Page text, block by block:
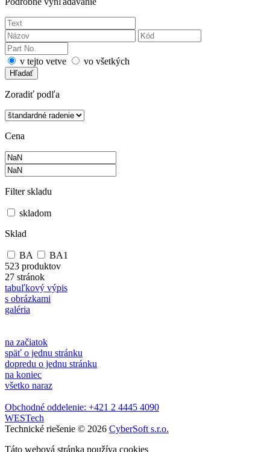
v tejto vetve vo všetkých
Hľadať
Zoradiť podľa
Cena
Filter skladu
skladom
Sklad
BA
BA1
523 produktov
27 stránok
tabuľkový výpis
s obrázkami
galéria
na začiatok
späť o jednu stránku
dopredu o jednu stránku
na koniec
všetko naraz
Obchodné oddelenie: +421 2 4445 4090
WESTech
Technické riešenie © 2026 CyberSoft s.r.o.
Táto webová stránka používa cookies